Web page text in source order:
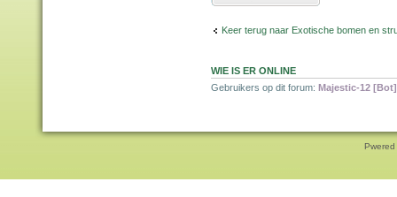
Keer terug naar Exotische bomen en
WIE IS ER ONLINE
Gebruikers op dit forum: Majestic-12 [Bot]